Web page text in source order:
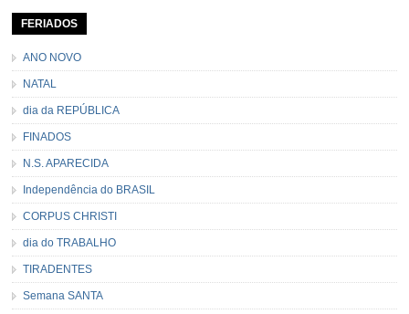
FERIADOS
ANO NOVO
NATAL
dia da REPÚBLICA
FINADOS
N.S. APARECIDA
Independência do BRASIL
CORPUS CHRISTI
dia do TRABALHO
TIRADENTES
Semana SANTA